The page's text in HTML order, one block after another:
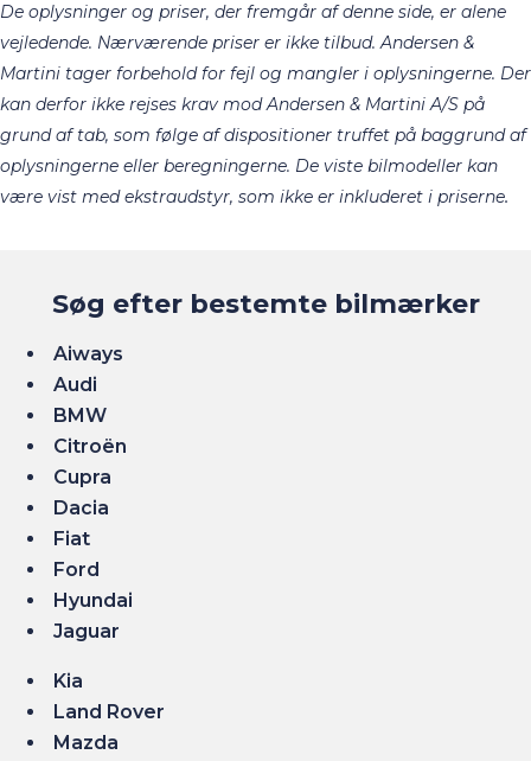
De oplysninger og priser, der fremgår af denne side, er alene
vejledende. Nærværende priser er ikke tilbud. Andersen &
Martini tager forbehold for fejl og mangler i oplysningerne. Der
kan derfor ikke rejses krav mod Andersen & Martini A/S på
grund af tab, som følge af dispositioner truffet på baggrund af
oplysningerne eller beregningerne. De viste bilmodeller kan
være vist med ekstraudstyr, som ikke er inkluderet i priserne.​
Søg efter bestemte bilmærker
Aiways
Audi
BMW
Citroën
Cupra
Dacia
Fiat
Ford
Hyundai
Jaguar
Kia
Land Rover
Mazda